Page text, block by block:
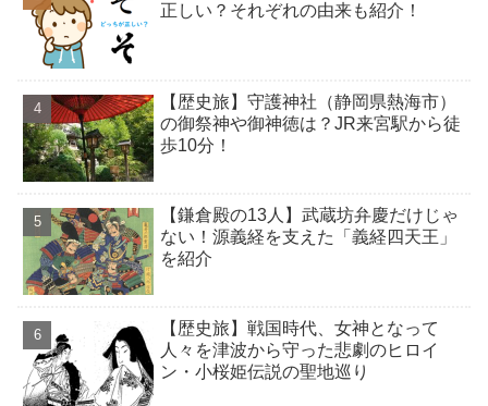
正しい？それぞれの由来も紹介！
【歴史旅】守護神社（静岡県熱海市）
の御祭神や御神徳は？JR来宮駅から徒
歩10分！
【鎌倉殿の13人】武蔵坊弁慶だけじゃ
ない！源義経を支えた「義経四天王」
を紹介
【歴史旅】戦国時代、女神となって
人々を津波から守った悲劇のヒロイ
ン・小桜姫伝説の聖地巡り